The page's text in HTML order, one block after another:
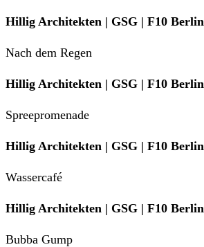
Hillig Architekten | GSG | F10 Berlin
Nach dem Regen
Hillig Architekten | GSG | F10 Berlin
Spreepromenade
Hillig Architekten | GSG | F10 Berlin
Wassercafé
Hillig Architekten | GSG | F10 Berlin
Bubba Gump